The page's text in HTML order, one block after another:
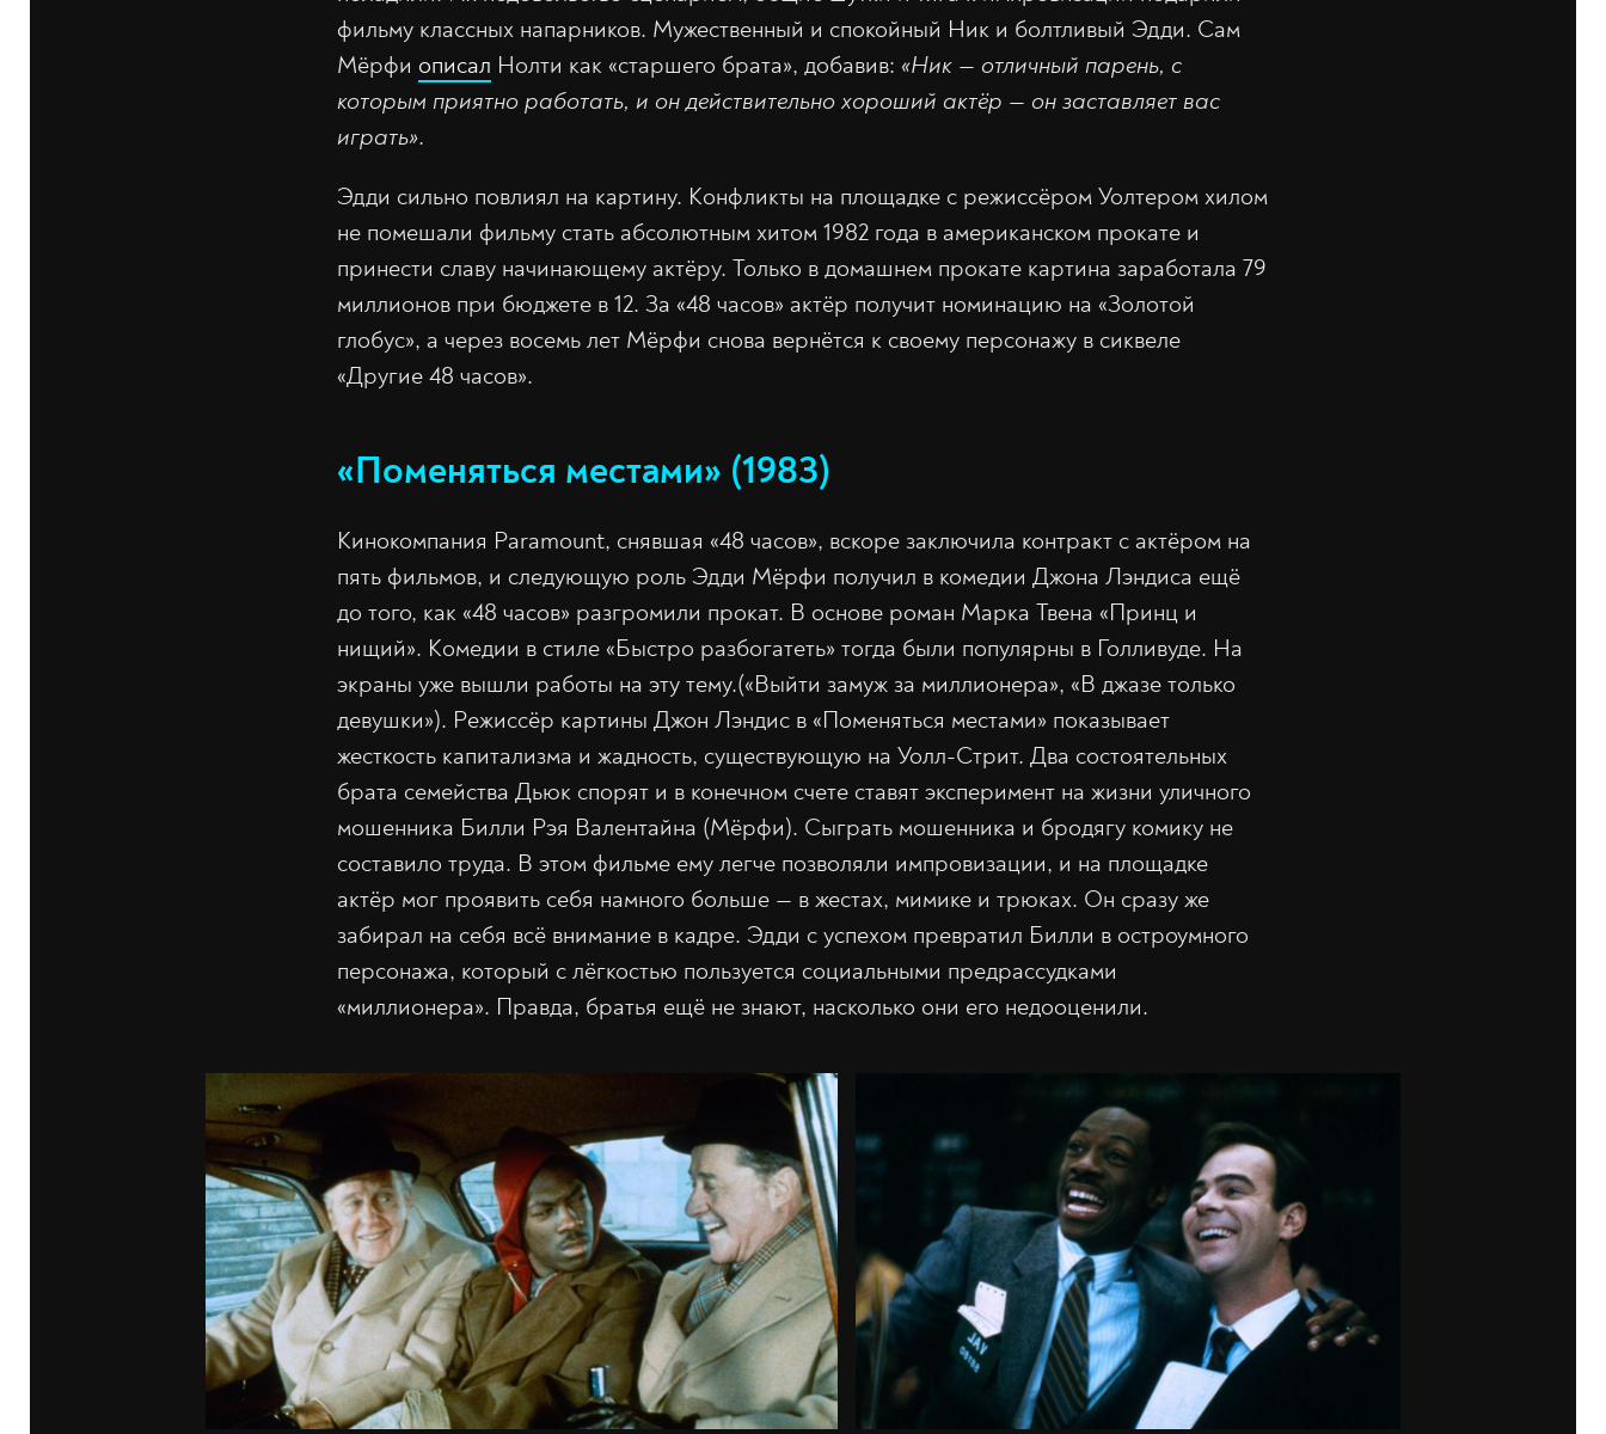
фильму классных напарников. Мужественный и спокойный Ник и болтливый Эдди. Сам
Мёрфи описал Нолти как «старшего брата», добавив: «Ник — отличный парень, с
которым приятно работать, и он действительно хороший актёр — он заставляет вас
играть».
Эдди сильно повлиял на картину. Конфликты на площадке с режиссёром Уолтером хилом
не помешали фильму стать абсолютным хитом 1982 года в американском прокате и
принести славу начинающему актёру. Только в домашнем прокате картина заработала 79
миллионов при бюджете в 12. За «48 часов» актёр получит номинацию на «Золотой
глобус», а через восемь лет Мёрфи снова вернётся к своему персонажу в сиквеле
«Другие 48 часов».
«Поменяться местами» (1983)
Кинокомпания Paramount, снявшая «48 часов», вскоре заключила контракт с актёром на
пять фильмов, и следующую роль Эдди Мёрфи получил в комедии Джона Лэндиса ещё
до того, как «48 часов» разгромили прокат. В основе роман Марка Твена «Принц и
нищий». Комедии в стиле «Быстро разбогатеть» тогда были популярны в Голливуде. На
экраны уже вышли работы на эту тему.(«Выйти замуж за миллионера», «В джазе только
девушки»). Режиссёр картины Джон Лэндис в «Поменяться местами» показывает
жесткость капитализма и жадность, существующую на Уолл-Стрит. Два состоятельных
брата семейства Дьюк спорят и в конечном счете ставят эксперимент на жизни уличного
мошенника Билли Рэя Валентайна (Мёрфи). Сыграть мошенника и бродягу комику не
составило труда. В этом фильме ему легче позволяли импровизации, и на площадке
актёр мог проявить себя намного больше — в жестах, мимике и трюках. Он сразу же
забирал на себя всё внимание в кадре. Эдди с успехом превратил Билли в остроумного
персонажа, который с лёгкостью пользуется социальными предрассудками
«миллионера». Правда, братья ещё не знают, насколько они его недооценили.